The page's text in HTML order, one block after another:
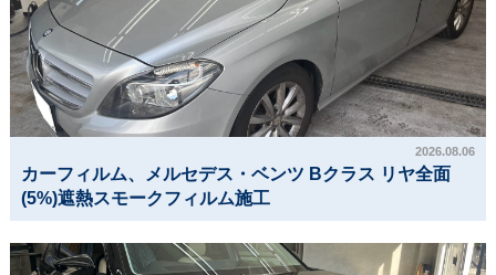
2026.08.06
カーフィルム、メルセデス・ベンツ Bクラス リヤ全面
(5%)遮熱スモークフィルム施工